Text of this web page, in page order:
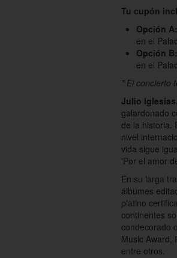
Tu cupón
Opción A:
en el
Opción B:
en el
* El concierto
Julio Iglesias.
galardonado
de la historia.
nivel
vida sigue
'Por el amor
En su larga
álbumes
platino
continentes
condecorado
Music Award,
entre otros.